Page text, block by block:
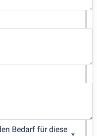
Bedarf für diese